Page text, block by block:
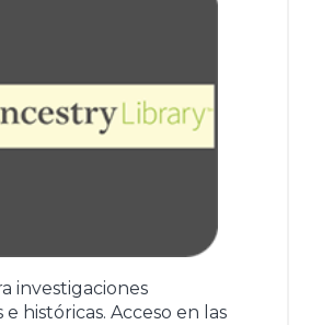
investigaciones
históricas. Acceso en las